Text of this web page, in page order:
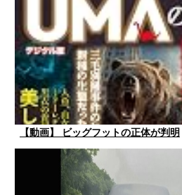
【動画】 ビッグフットの正体が判明